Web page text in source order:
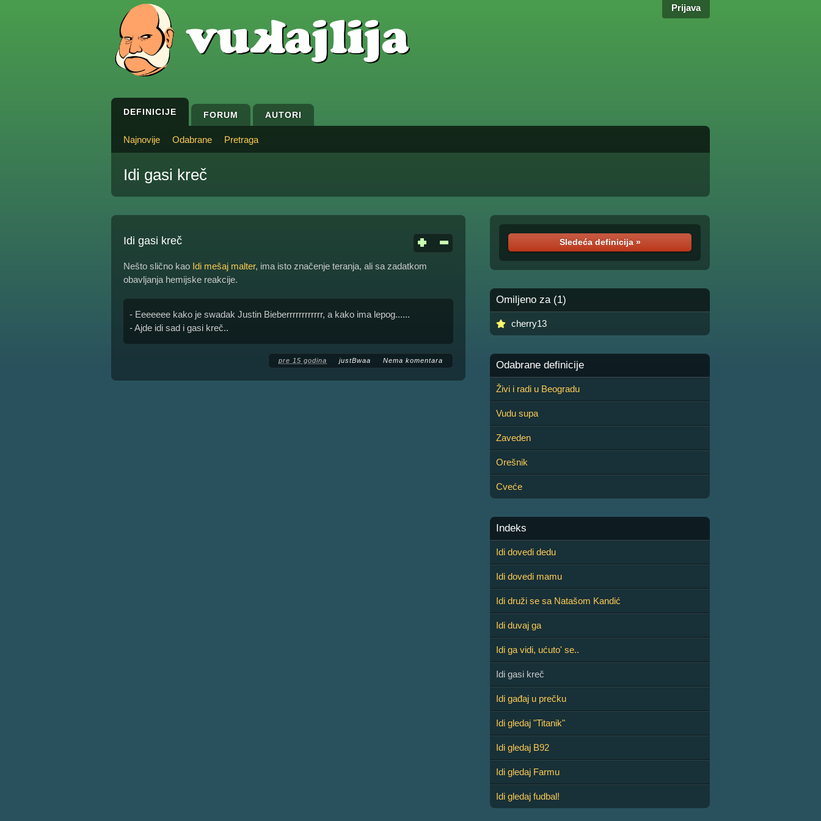
Prijava
DEFINICIJE FORUM AUTORI
Najnovije Odabrane Pretraga
Idi gasi kreč
Idi gasi kreč
Nešto slično kao Idi mešaj malter, ima isto značenje teranja, ali sa zadatkom
obavljanja hemijske reakcije.
- Eeeeeee kako je swadak Justin Bieberrrrrrrrrrrr, a kako ima lepog......
- Ajde idi sad i gasi kreč..
pre 15 godina justBwaa Nema komentara
Sledeća definicija »
Omiljeno za (1)
cherry13
Odabrane definicije
Živi i radi u Beogradu
Vudu supa
Zaveden
Orešnik
Cveće
Indeks
Idi dovedi dedu
Idi dovedi mamu
Idi druži se sa Natašom Kandić
Idi duvaj ga
Idi ga vidi, ućuto' se..
Idi gasi kreč
Idi gađaj u prečku
Idi gledaj "Titanik"
Idi gledaj B92
Idi gledaj Farmu
Idi gledaj fudbal!